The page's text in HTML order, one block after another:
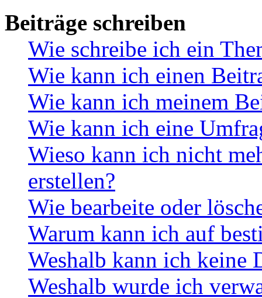
Beiträge schreiben
Wie schreibe ich ein
Wie kann ich einen
Wie kann ich meinem
Wie kann ich eine
Wieso kann ich nicht
erstellen?
Wie bearbeite oder
Warum kann ich auf
Weshalb kann ich keine
Weshalb wurde ich